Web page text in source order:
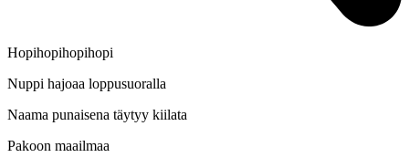
Hopihopihopihopi
Nuppi hajoaa loppusuoralla
Naama punaisena täytyy kiilata
Pakoon maailmaa